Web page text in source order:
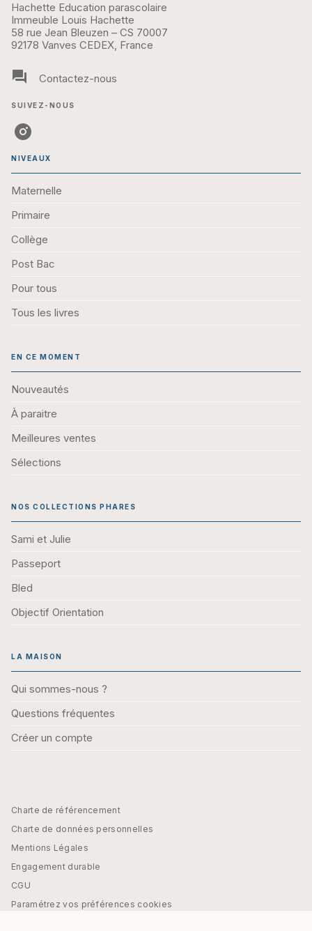
Hachette Education parascolaire
Immeuble Louis Hachette
58 rue Jean Bleuzen – CS 70007
92178 Vanves CEDEX, France
question_answer Contactez-nous
SUIVEZ-NOUS
NIVEAUX
Maternelle
Primaire
Collège
Post Bac
Pour tous
Tous les livres
EN CE MOMENT
Nouveautés
À paraitre
Meilleures ventes
Sélections
NOS COLLECTIONS PHARES
Sami et Julie
Passeport
Bled
Objectif Orientation
LA MAISON
Qui sommes-nous ?
Questions fréquentes
Créer un compte
Charte de référencement
Charte de données personnelles
Mentions Légales
Engagement durable
CGU
Paramétrez vos préférences cookies